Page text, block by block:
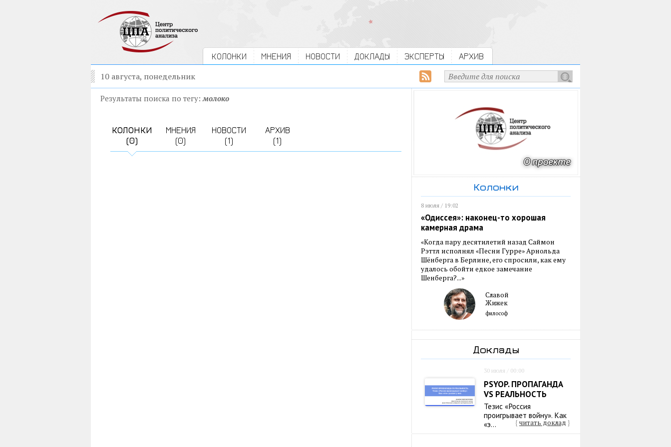
КОЛОНКИ МНЕНИЯ НОВОСТИ ДОКЛАДЫ ЭКСПЕРТЫ АРХИВ
10 августа, понедельник
Результаты поиска по тегу:молоко
КОЛОНКИ
(0)
МНЕНИЯ
(0)
НОВОСТИ
(1)
АРХИВ
(1)
Колонки
8 июля / 19:02
«Одиссея»: наконец-то хорошая
камерная драма
«Когда пару десятилетий назад Саймон
Рэттл исполнял «Песни Гурре» Арнольда
Шёнберга в Берлине, его спросили, как ему
удалось обойти едкое замечание
Шенберга?...»
Славой
Жижек
философ
Доклады
30 июля / 00:00
PSYOP. ПРОПАГАНДА
VS РЕАЛЬНОСТЬ
Тезис «Россия
проигрывает войну». Как
«э...
{ читать доклад }